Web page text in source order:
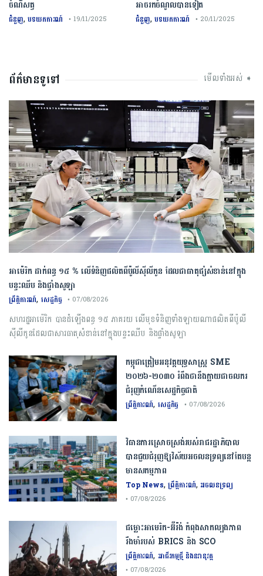
អាចរកចំណូលបានទៀត
ជំនួញ,បទយកការណ៍ • 20/11/2025
ចំណីសត្វ
ជំនួញ,បទយកការណ៍ • 19/11/2025
ព័ត៌មានទូទៅ មើលទាំងអស់ ➧
អាម៉េរិក ដាក់ពន្ធ ១៥ % លើទំនិញផលិតពីប៉ូលីស៊ីលីកូន ដែលជាធាតុផ្សំសំខាន់នៅក្នុង
បន្ទះឈីប និងផ្ទាំងសូឡា
ព្រឹត្តិការណ៍, សេដ្ឋកិច្ច • 07/08/2026
សហរដ្ឋអាម៉េរិក បានដំឡើងពន្ធ ១៥ ភាគរយ លើមុខទំនិញទាំងឡាយណាផលិតពីប៉ូលី
ស៊ីលីកូនដែលជាសារធាតុសំខាន់នៅក្នុងបន្ទះឈីប និងផ្ទាំងសូឡា
កម្ពុជា​ត្រៀមអនុវត្ត​យុទ្ធសាស្ត្រ​ ​SME​ ​
២០២៦​-​២០៣០​ រំពឹងថានឹងក្លាយ​ជា​ចលករ​
ជំរុញ​កំណើន​សេដ្ឋកិច្ច​ជាតិ​
ព្រឹត្តិការណ៍, សេដ្ឋកិច្ច • 07/08/2026
វិធានការស្រោចស្រង់របស់រាជរដ្ឋាភិបាល​
បាន​ជួយ​ជំរុញឱ្យវិស័យ​អចលនទ្រព្យនៅតែបន្ត​
មានសកម្មភាព
Top News,ព្រឹត្តិការណ៍, អចលនទ្រព្យ
• 07/08/2026
ជម្លោះ​អាមេរិក​-​អ៊ីរ៉ង់​ ​កំពុង​សាកល្បង​ភាព​
រឹងមាំ​របស់​ ​BRICS​ ​និង​ ​SCO​
ព្រឹត្តិការណ៍, អាជីវកម្មថ្មី និងនវានុវត្ត
• 07/08/2026